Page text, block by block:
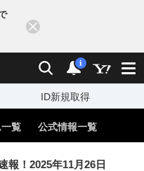
検索 通知
i
ID新規取得
覧 公式情報一覧
報！2025年11月26日